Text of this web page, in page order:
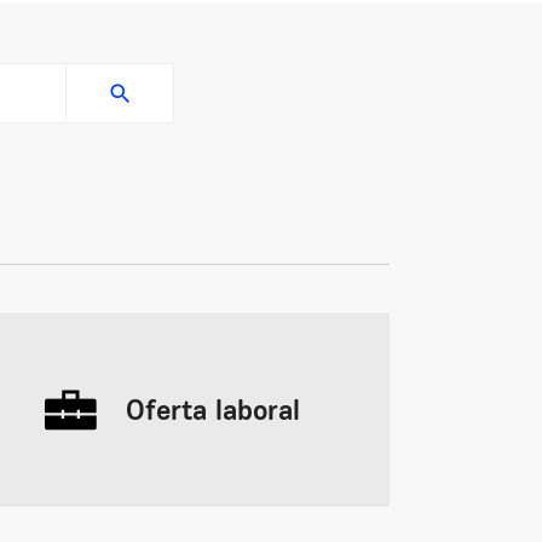
Oferta laboral